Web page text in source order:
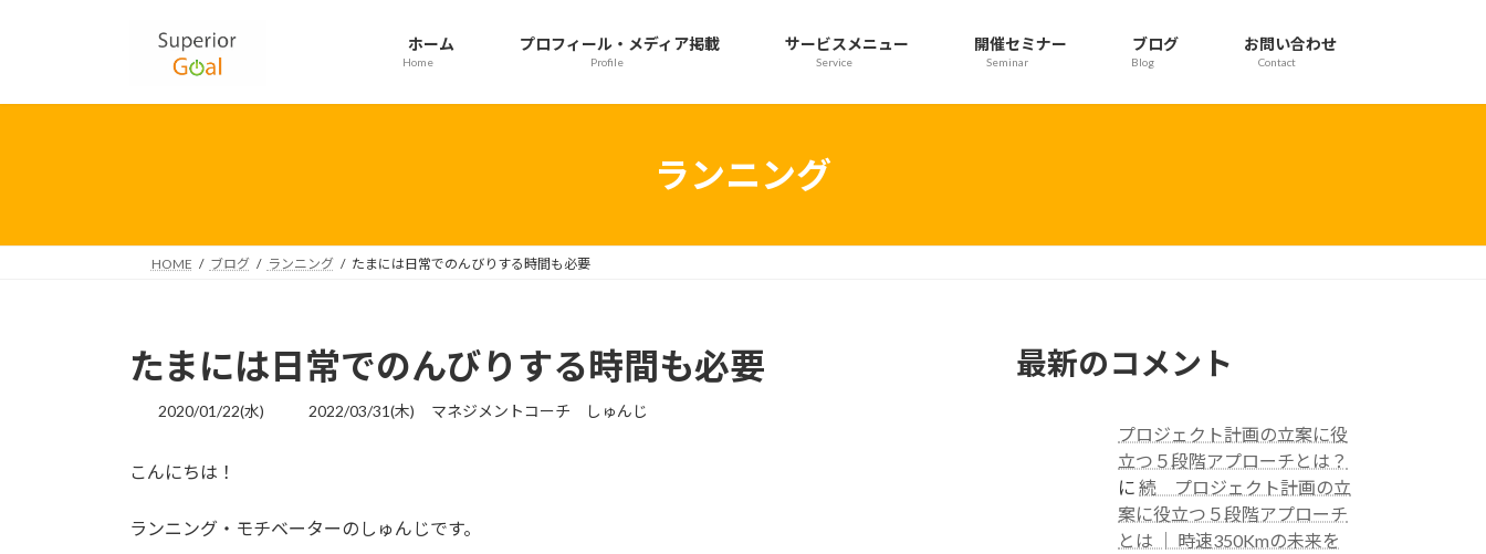
プ
動
ホーム
Home
プロフィール・メディア掲載
Profile
サービスメニュー
Service
開催セミナー
Seminar
ブログ
Blog
お問い合わせ
Contact
ランニング
HOME ブログ ランニング たまには日常でのんびりする時間も必要
たまには日常でのんびりする時間も必要
2020/01/22(水)
最
時
:
2022/03/31(木) マネジメントコーチ しゅんじ
こんにちは！
ランニング・モチベーターのしゅんじです。
最新のコメント
プロジェクト計画の立案に役
立つ５段階アプローチとは？
に続 プロジェクト計画の立
案に役立つ５段階アプローチ
とは │ 時速350Kmの未来を